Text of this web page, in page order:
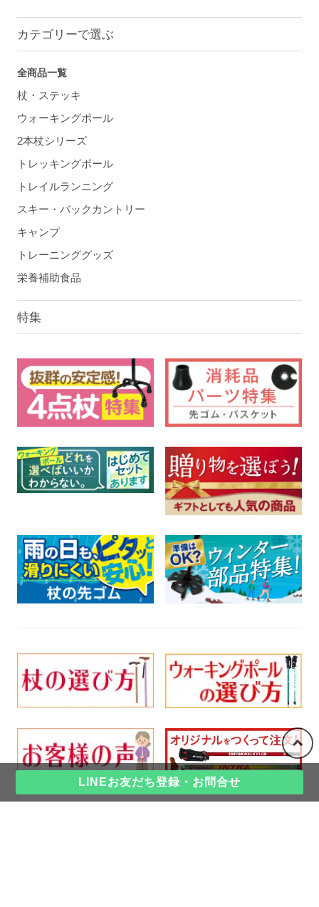
カテゴリーで選ぶ
全商品一覧
杖・ステッキ
ウォーキングポール
2本杖シリーズ
トレッキングポール
トレイルランニング
スキー・バックカントリー
キャンプ
トレーニンググッズ
栄養補助食品
特集
LINEお友だち登録・お問合せ